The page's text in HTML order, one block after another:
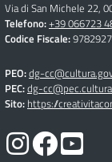
Via di San Michele 22,
Telefono:+39 066723
Codice Fiscale:
PEO:dg-
PEC:dg-
Sito: https://